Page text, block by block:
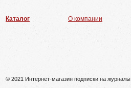
Каталог О компании
© 2021 Интернет-магазин подписки на журналы